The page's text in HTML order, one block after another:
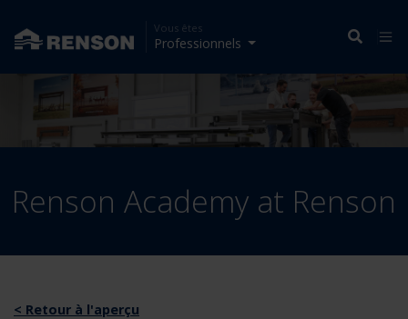
Vous êtes
Professionnels
Renson Academy at Renson
< Retour à l'aperçu